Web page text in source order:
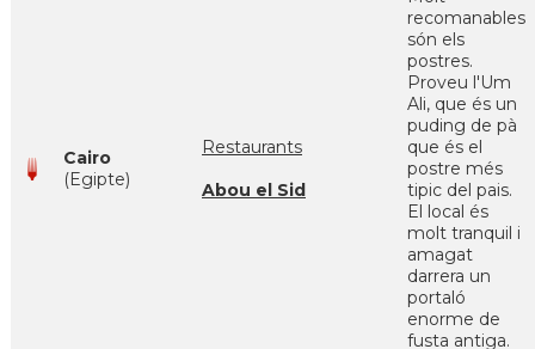
Cairo
(Egipte)
Restaurants
Abou el Sid
recomanables
són els
postres.
Proveu l'Um
Ali, que és un
puding de pà
que és el
postre més
tipic del pais.
El local és
molt tranquil i
amagat
darrera un
portaló
enorme de
fusta antiga.